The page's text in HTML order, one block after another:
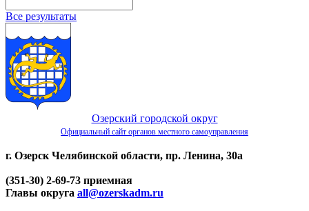
Все результаты
Озерский городской округ
Официальный сайт органов местного самоуправления
г. Озерск Челябинской области, пр. Ленина, 30а
(351-30) 2-69-73 приемная
Главы округа all@ozerskadm.ru